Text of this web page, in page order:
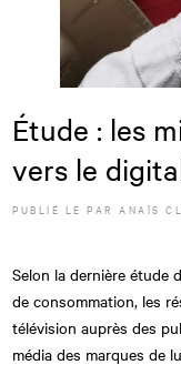
Étude : les
vers le
PUBLIÉ LEPARANAÏS
Selon la dernière étude
de consommation, les
télévision auprès des
média des marques de